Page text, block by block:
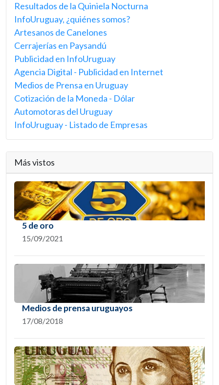
Resultados de la Quiniela Nocturna
InfoUruguay, ¿quiénes somos?
Artesanos de Canelones
Cerrajerías en Paysandú
Publicidad en InfoUruguay
Agencia Digital - Publicidad en Internet
Medios de Prensa en Uruguay
Cotización de la Moneda - Dólar
Automotoras del Uruguay
InfoUruguay - Listado de Empresas
Más vistos
5 de oro
15/09/2021
Medios de prensa uruguayos
17/08/2018